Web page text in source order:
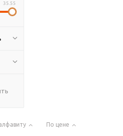
35.55
По цене